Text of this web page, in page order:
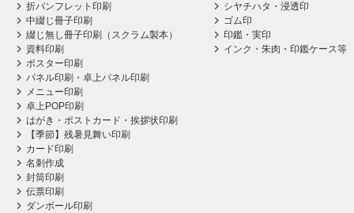
折パンフレット印刷
中綴じ冊子印刷
綴じ無し冊子印刷（スクラム製本）
資料印刷
ポスター印刷
パネル印刷・卓上パネル印刷
メニュー印刷
卓上POP印刷
はがき・ポストカード・挨拶状印刷
【季節】残暑見舞い印刷
カード印刷
名刺作成
封筒印刷
伝票印刷
ダンボール印刷
シヤチハタ・浸透印
ゴム印
印鑑・実印
インク・朱肉・印鑑ケース等